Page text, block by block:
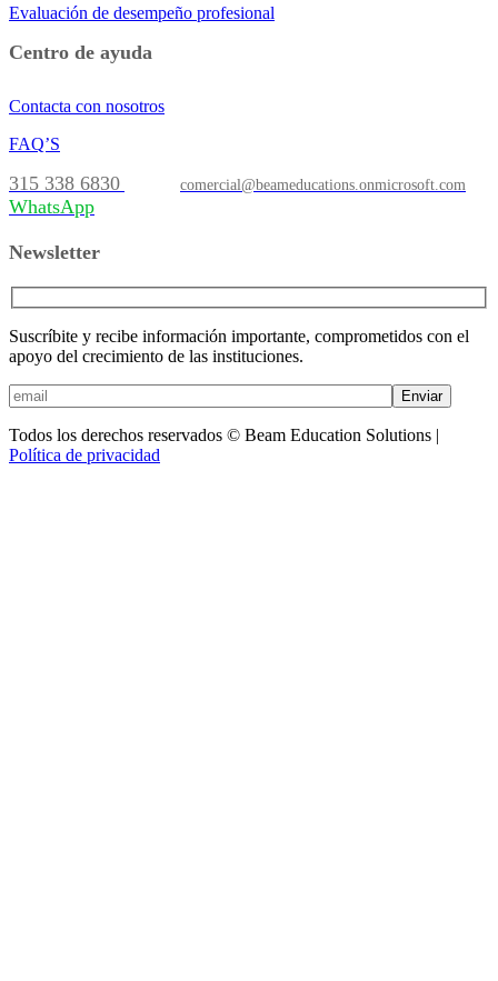
Evaluación de desempeño profesional
Centro de ayuda
Contacta con nosotros
FAQ’S
315 338 6830 comercial@beameducations.onmicrosoft.com
WhatsApp
Newsletter
Suscríbite y recibe información importante, comprometidos con el
apoyo del crecimiento de las instituciones.
Enviar
Todos los derechos reservados © Beam Education Solutions |
Política de privacidad